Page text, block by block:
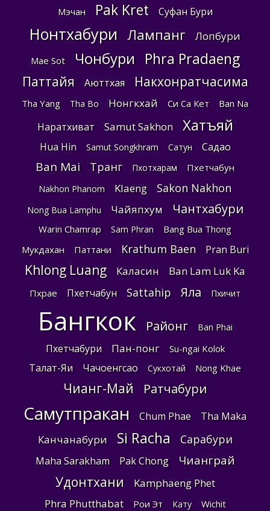
Мэчан Pak Kret Суфан Бури
Нонтхабури Лампанг Лопбури
Mae Sot Чонбури Phra Pradaeng
Паттайя Аюттхая Накхонратчасима
Tha Yang Tha Bo Нонгкхай Си Са Кет Ban Na
Наратхиват Samut Sakhon Хатъяй
Hua Hin Samut Songkhram Сатун Садао
Ban Mai Транг Пхотхарам Пхетчабун
Nakhon Phanom Klaeng Sakon Nakhon
Nong Bua Lamphu Чайяпхум Чантхабури
Warin Chamrap Sam Phran
Bang Bua Thong
Мукдахан
Паттани Krathum Baen Pran Buri
Khlong Luang Каласин Ban Lam Luk Ka
Пхрае Пхетчабун Sattahip Яла Пхичит
Бангкок Районг Ban Phai
Пхетчабури Пан-понг Su-ngai Kolok
Талат-Яи Чачоенгсао Сукхотай Nong Khae
Чианг-Май Ратчабури
Самутпракан Chum Phae Tha Maka
Канчанабури Si Racha Сарабури
Maha Sarakham Pak Chong Чианграй
Удонтхани
Kamphaeng Phet
Phra Phutthabat
Рои Эт Кату Wichit